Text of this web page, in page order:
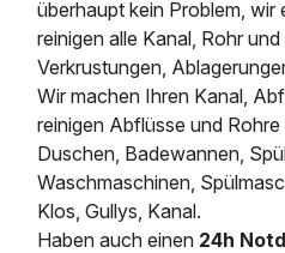
überhaupt kein Problem, wir
reinigen alle Kanal, Rohr
Verkrustungen,
Wir machen Ihren Kanal,
reinigen Abflüsse und
Duschen, Badewannen,
Waschmaschinen,
Klos, Gullys, Kanal.
Haben auch einen 24h